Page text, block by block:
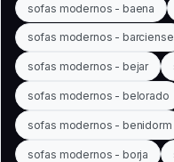
sofas modernos - baena
sofas modernos - barciense
sofas modernos - bejar
sofas modernos - belorado
sofas modernos - benidorm
sofas modernos - borja